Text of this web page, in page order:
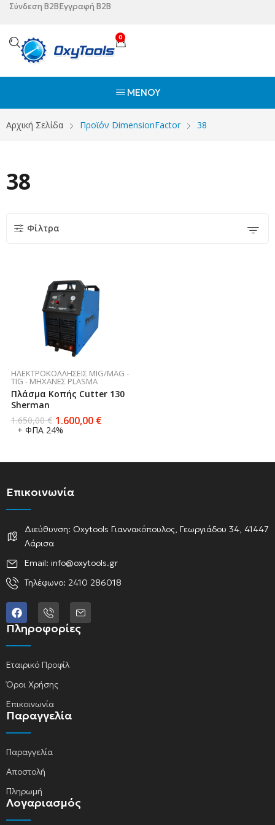
Σύνδεση B2BΕγγραφή B2B
0
ΜΕΝΟΎ
Αρχική Σελίδα Προϊόν DimensionFactor 38
38
Φίλτρα
ΗΛΕΚΤΡΟΚΟΛΛΉΣΕΙΣ MIG/MAG -
TIG - ΜΗΧΑΝΈΣ PLASMA
Πλάσμα Κοπής Cutter 130
Sherman
1.650,00€ 1.600,00 €
+ ΦΠΑ 24%
Επικοινωνία
Διεύθυνση: Oxytools Γιαννακόπουλος, Γεωργιάδου 34, 41447
Λάρισα
Email: info@oxytools.gr
Τηλέφωνο: 2410 286018
Πληροφορίες
Εταιρικό Προφίλ
Όροι Χρήσης
Επικοινωνία
Παραγγελία
Παραγγελία
Αποστολή
Πληρωμή
Λογαριασμός